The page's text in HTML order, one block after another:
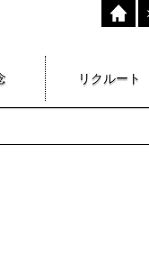
リクルート